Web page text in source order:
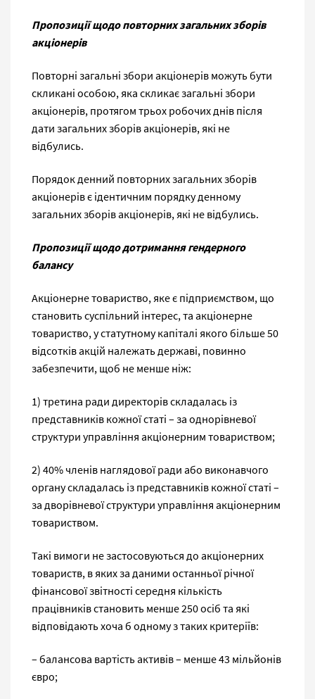
Пропозиції щодо повторних загальних зборів
акціонерів
Повторні загальні збори акціонерів можуть бути
скликані особою, яка скликає загальні збори
акціонерів, протягом трьох робочих днів після
дати загальних зборів акціонерів, які не
відбулись.
Порядок денний повторних загальних зборів
акціонерів є ідентичним порядку денному
загальних зборів акціонерів, які не відбулись.
Пропозиції щодо дотримання гендерного
балансу
Акціонерне товариство, яке є підприємством, що
становить суспільний інтерес, та акціонерне
товариство, у статутному капіталі якого більше 50
відсотків акцій належать державі, повинно
забезпечити, щоб не менше ніж:
1) третина ради директорів складалась із
представників кожної статі – за однорівневої
структури управління акціонерним товариством;
2) 40% членів наглядової ради або виконавчого
органу складалась із представників кожної статі –
за дворівневої структури управління акціонерним
товариством.
Такі вимоги не застосовуються до акціонерних
товариств, в яких за даними останньої річної
фінансової звітності середня кількість
працівників становить менше 250 осіб та які
відповідають хоча б одному з таких критеріїв:
– балансова вартість активів – менше 43 мільйонів
євро;